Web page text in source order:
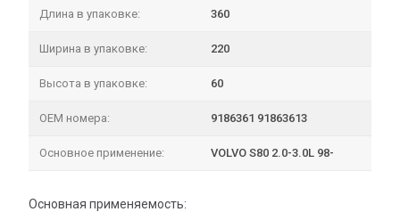
Длина в упаковке: 360
Ширина в упаковке: 220
Высота в упаковке: 60
OEM номера: 9186361 91863613
Основное применение: VOLVO S80 2.0-3.0L 98-
Основная применяемость: